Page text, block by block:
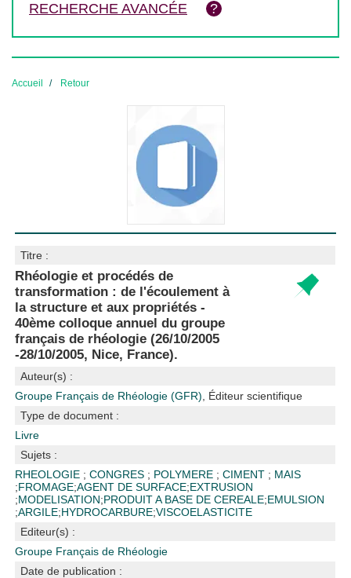
RECHERCHE AVANCÉE
Accueil Retour
Titre :
Rhéologie et procédés de
transformation : de l'écoulement à
la structure et aux propriétés -
40ème colloque annuel du groupe
français de rhéologie (26/10/2005
-28/10/2005, Nice, France).
Auteur(s) :
Groupe Français de Rhéologie (GFR) , Éditeur scientifique
Type de document :
Livre
Sujets :
RHEOLOGIE ;CONGRES ; POLYMERE ;CIMENT ; MAIS
;FROMAGE;AGENT DE SURFACE;EXTRUSION
;MODELISATION;PRODUIT A BASE DE CEREALE;EMULSION
;ARGILE;HYDROCARBURE;VISCOELASTICITE
Editeur(s) :
Groupe Français de Rhéologie
Date de publication :